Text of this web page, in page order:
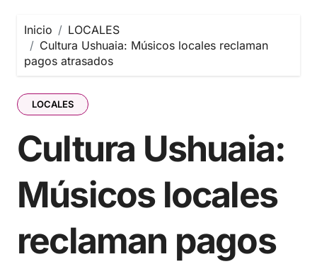
Inicio
LOCALES
Cultura Ushuaia: Músicos locales reclaman
pagos atrasados
LOCALES
Cultura Ushuaia:
Músicos locales
reclaman pagos